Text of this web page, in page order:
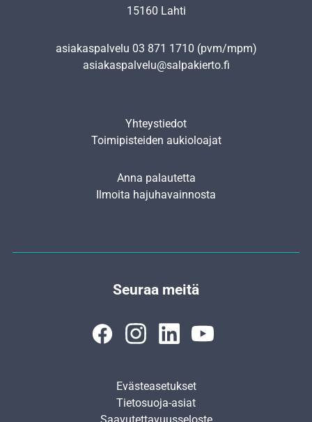
15160 Lahti
asiakaspalvelu 03 871 1710 (pvm/mpm)
asiakaspalvelu@salpakierto.fi
Yhteystiedot
Toimipisteiden aukioloajat
Anna palautetta
Ilmoita hajuhavainnosta
Seuraa meitä
Evästeasetukset
Tietosuoja-asiat